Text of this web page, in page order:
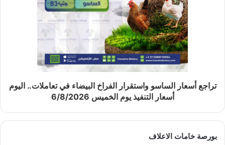
تراجع أسعار الساسو واستقرار الفراخ البيضاء في تعاملات.. اليوم
أسعار التنفيذ يوم الخميس 6/8/2026
بورصة خامات الاعلاف